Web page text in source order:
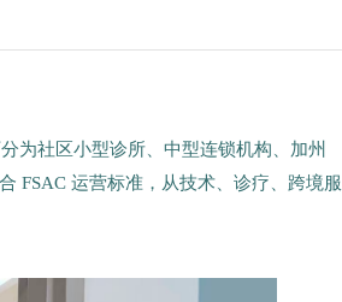
为社区小型诊所、中型连锁机构、加州
FSAC 运营标准，从技术、诊疗、跨境服